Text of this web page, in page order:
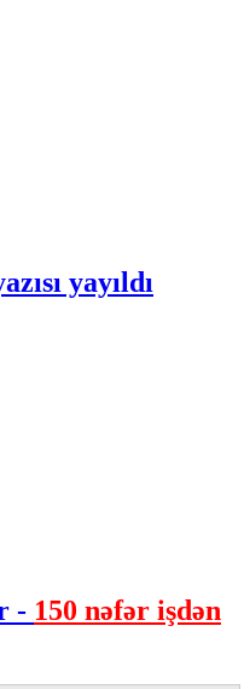
yayıldı
- 150 nəfər işdən